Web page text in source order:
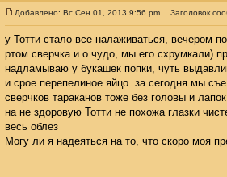
Добавлено: Вс Сен 01, 2013 9:56 pm Заголовок
у Тотти стало все налаживаться, вечером
ртом сверчка и о чудо, мы его схрумкали)
надламываю у букашек попки, чуть
и срое перепелиное яйцо. за сегодня мы
сверчков тараканов тоже без головы и
на не здоровую Тотти не похожа глазки
весь облез
Могу ли я надеяться на то, что скоро моя